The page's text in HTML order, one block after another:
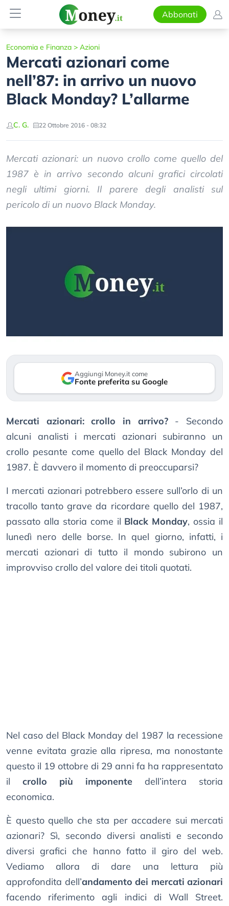
Abbonati
Economia e Finanza > Azioni
Mercati azionari come
nell’87: in arrivo un nuovo
Black Monday? L’allarme
C. G. 22 Ottobre 2016 - 08:32
Mercati azionari: un nuovo crollo come quello del
1987 è in arrivo secondo alcuni grafici circolati
negli ultimi giorni. Il parere degli analisti sul
pericolo di un nuovo Black Monday.
Aggiungi Money.it come
Fonte preferita su Google
Mercati azionari: crollo in arrivo?- Secondo
alcuni analisti i mercati azionari subiranno un
crollo pesante come quello del Black Monday del
1987. È davvero il momento di preoccuparsi?
I mercati azionari potrebbero essere sull’orlo di un
tracollo tanto grave da ricordare quello del 1987,
passato alla storia come il Black Monday, ossia il
lunedì nero delle borse. In quel giorno, infatti, i
mercati azionari di tutto il mondo subirono un
improvviso crollo del valore dei titoli quotati.
Nel caso del Black Monday del 1987 la recessione
venne evitata grazie alla ripresa, ma nonostante
questo il 19 ottobre di 29 anni fa ha rappresentato
il crollo più imponente dell’intera storia
economica.
È questo quello che sta per accadere sui mercati
azionari? Sì, secondo diversi analisti e secondo
diversi grafici che hanno fatto il giro del web.
Vediamo allora di dare una lettura più
approfondita dell’andamento dei mercati azionari
facendo riferimento agli indici di Wall Street.